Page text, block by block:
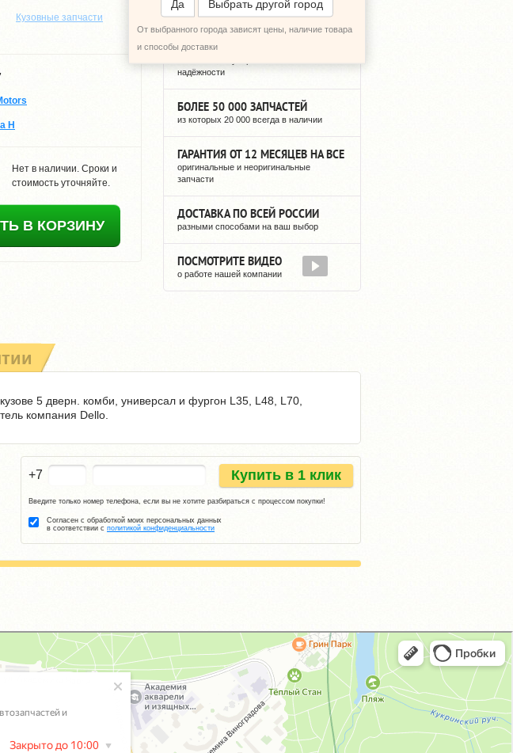
Кузовные запчасти
H
Нет в наличии. Сроки и
стоимость уточняйте.
В КОРЗИНУ
Да Выбрать другой город
От выбранного города зависят цены, наличие товара
и способы доставки12 ЛЕТ РЕГУЛЯРНЫХ ПОСТАВОК
надёжности
БОЛЕЕ 50 000 ЗАПЧАСТЕЙ
из которых 20 000 всегда в наличии
ГАРАНТИЯ ОТ 12 МЕСЯЦЕВ НА ВСЕ
оригинальные и неоригинальные
запчасти
ДОСТАВКА ПО ВСЕЙ РОССИИ
разными способами на ваш выбор
ПОСМОТРИТЕ ВИДЕО
о работе нашей компании
5 дверн. комби, универсал и фургон L35, L48, L70,
компания Dello.
+7 Купить в 1 клик
Введите только номер телефона, если вы не хотите разбираться с процессом покупки!
Согласен с обработкой моих персональных данных
в соответствии с политикой конфиденциальности